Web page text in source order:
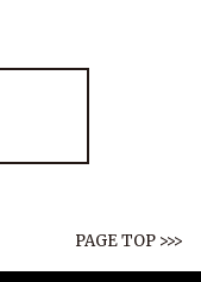
PAGE TOP >>>